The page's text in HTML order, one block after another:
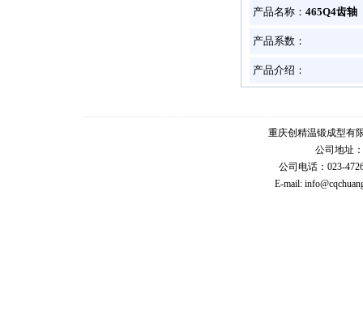
产品名称： 465Q4齿轴
产品系数：
产品介绍：
重庆创精温锻成型有
公司地址
公司电话：023-
E-mail: